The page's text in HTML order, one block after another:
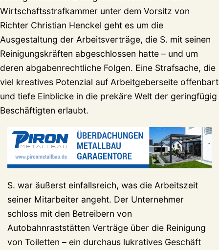
Wirtschaftsstrafkammer unter dem Vorsitz von
Richter Christian Henckel geht es um die
Ausgestaltung der Arbeitsverträge, die S. mit seinen
Reinigungskräften abgeschlossen hatte – und um
deren abgabenrechtliche Folgen. Eine Strafsache, die
viel kreatives Potenzial auf Arbeitgeberseite offenbart
und tiefe Einblicke in die prekäre Welt der geringfügig
Beschäftigten erlaubt.
S. war äußerst einfallsreich, was die Arbeitszeit
seiner Mitarbeiter angeht. Der Unternehmer
schloss mit den Betreibern von
Autobahnraststätten Verträge über die Reinigung
von Toiletten – ein durchaus lukratives Geschäft